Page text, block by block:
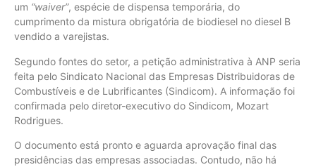
um “waiver”, espécie de dispensa temporária, do
cumprimento da mistura obrigatória de biodiesel no diesel B
vendido a varejistas.
Segundo fontes do setor, a petição administrativa à ANP seria
feita pelo Sindicato Nacional das Empresas Distribuidoras de
Combustíveis e de Lubrificantes (Sindicom). A informação foi
confirmada pelo diretor-executivo do Sindicom, Mozart
Rodrigues.
O documento está pronto e aguarda aprovação final das
presidências das empresas associadas. Contudo, não há